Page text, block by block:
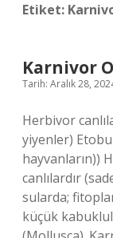
Etiket:
Karnivor
Tarih: Aralık 28,
Herbivor
yiyenler)
hayvanların))
canlılardır
sularda;
küçük